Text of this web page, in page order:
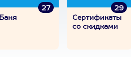
27
Баня
29
Сертификаты
со скидками